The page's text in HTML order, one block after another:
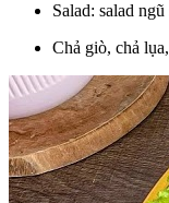
Salad: salad
Chả giò, chả